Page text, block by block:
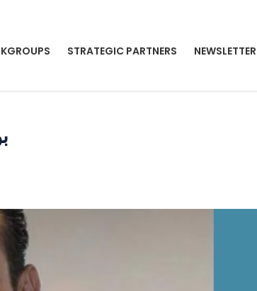
STRATEGIC PARTNERS NEWSLETTER